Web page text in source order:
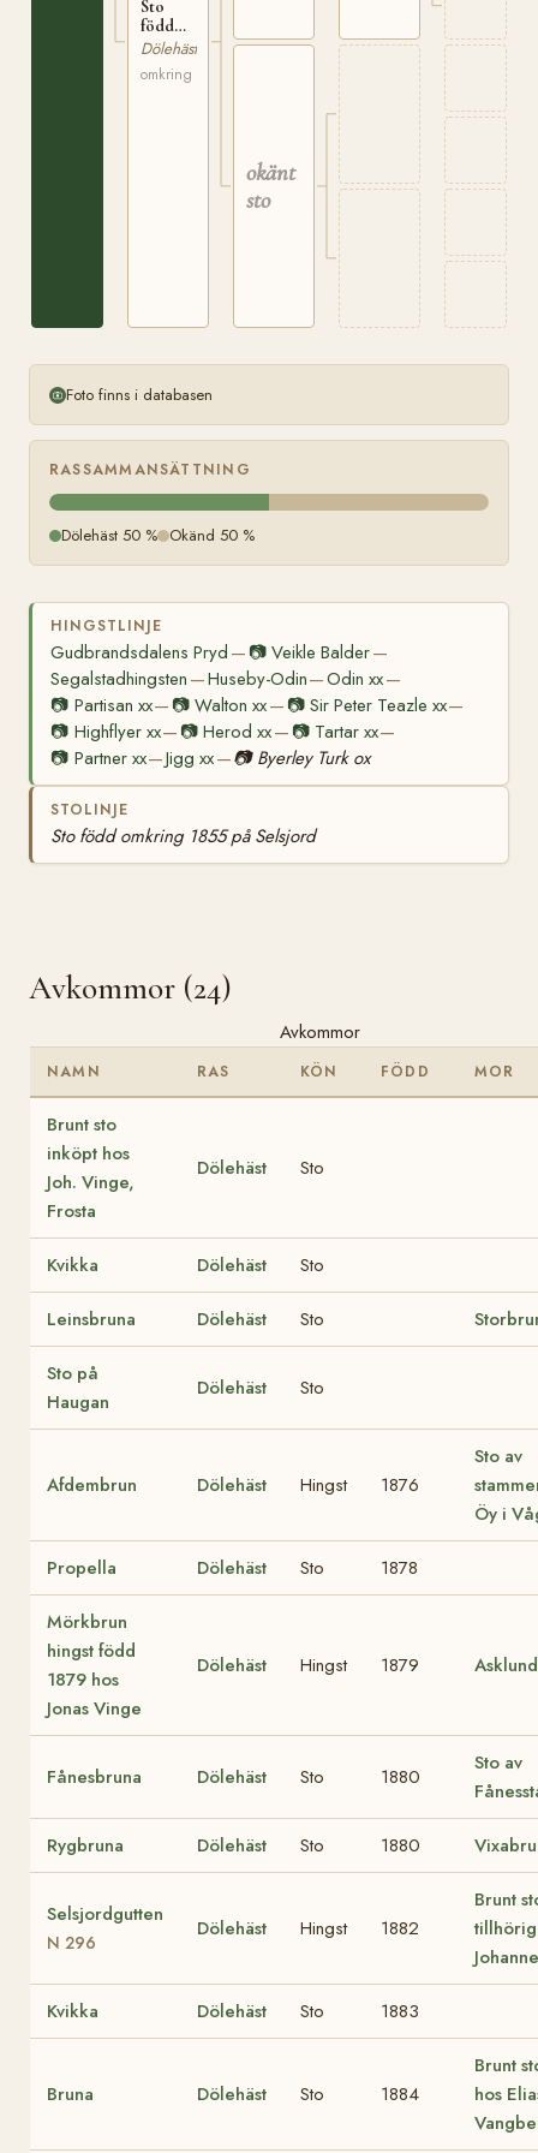
Sto
född
omkring
1855 på
Selsjord
Dölehäst
omkring
okänt
sto
Foto finns i databasen
RASSAMMANSÄTTNING
Dölehäst 50 % Okänd 50 %
HINGSTLINJE
Gudbrandsdalens Pryd — 📷Veikle Balder—
Segalstadhingsten —Huseby-Odin—Odin xx—
📷 Partisan xx— 📷Walton xx— 📷 Sir Peter Teazle xx—
📷 Highflyer xx— 📷Herod xx— 📷 Tartar xx—
📷 Partner xx—Jigg xx—📷 Byerley Turk ox
STOLINJE
Sto född omkring 1855 på Selsjord
Avkommor (24)
Avkommor
NAMN RAS KÖN FÖDD MOR
Brunt sto
inköpt hos
Joh. Vinge,
Frosta
Dölehäst Sto
Kvikka Dölehäst Sto
Leinsbruna Dölehäst Sto
Sto på
Haugan
Dölehäst Sto
Afdembrun Dölehäst Hingst 1876
Sto av
Öy i
Propella Dölehäst Sto 1878
Mörkbrun
hingst född
1879 hos
Jonas Vinge
Dölehäst Hingst 1879
Fånesbruna Dölehäst Sto 1880
Sto av
Rygbruna Dölehäst Sto 1880
Selsjordgutten
N 296
Dölehäst Hingst 1882
Brunt
tillhörig
Kvikka Dölehäst Sto 1883
Bruna Dölehäst Sto 1884
Brunt
hos